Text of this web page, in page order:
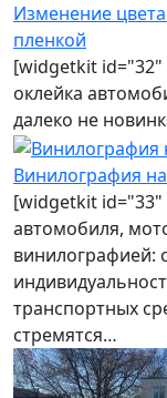
Изменение
пленкой
[widgetkit
оклейка
далеко не
Винилография
[widgetkit
автомобиля,
винилографией:
транспортных
стремятся…